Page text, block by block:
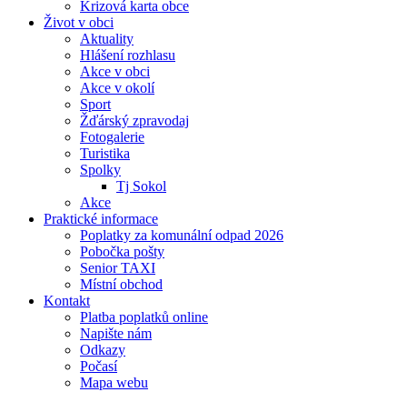
Krizová karta obce
Život v obci
Aktuality
Hlášení rozhlasu
Akce v obci
Akce v okolí
Sport
Žďárský zpravodaj
Fotogalerie
Turistika
Spolky
Tj Sokol
Akce
Praktické informace
Poplatky za komunální odpad 2026
Pobočka pošty
Senior TAXI
Místní obchod
Kontakt
Platba poplatků online
Napište nám
Odkazy
Počasí
Mapa webu